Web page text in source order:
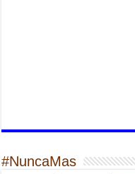
#NuncaMas